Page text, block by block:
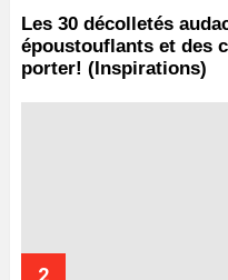
Les 30 décolletés
époustouflants et des
porter! (Inspirations)